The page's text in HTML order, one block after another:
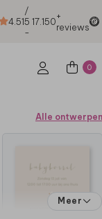
4.51
/
5
-
17.150+
reviews
0
Alle ontwerpen
Meer